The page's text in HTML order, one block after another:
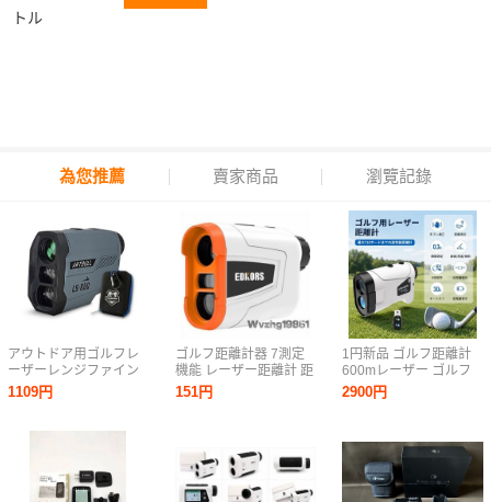
トル
為您推薦 賣家商品 瀏覽記錄
アウトドア用ゴルフレ
ーザーレンジファイン
ダー＆望遠鏡 距離計 計
測器 測定距離 650m
1109円
ゴルフ距離計器 7測定
機能 レーザー距離計 距
離計測器 アウトドア望
遠鏡 ゴルフレーザー ゴ
151円
1円新品 ゴルフ距離計
600mレーザー ゴルフ
距離計 手ブレ補正 光学
6倍望遠 7測定機能 ゴル
2900円